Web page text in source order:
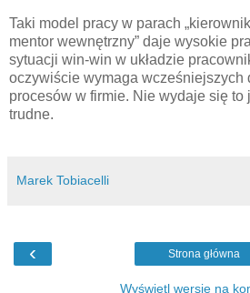
Taki model pracy w parach
mentor wewnętrzny” daje wysokie
sytuacji win-win w układzie
oczywiście wymaga wcześniejszych
procesów w firmie. Nie wydaje się
trudne.
Marek Tobiacelli
‹ Strona główna
Wyświetl wersję na